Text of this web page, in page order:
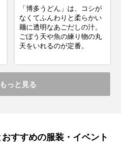
「博多うどん」は、コシが
なくてふんわりと柔らかい
麺に透明なあごだしの汁。
ごぼう天や魚の練り物の丸
天をいれるのが定番。
もっと見る
すすめの服装・イベント